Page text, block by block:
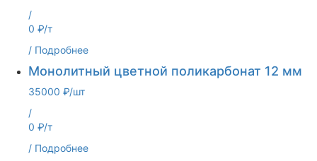
/
0 ₽/т
/ Подробнее
Монолитный цветной поликарбонат 12 мм
35000 ₽/шт
/
0 ₽/т
/ Подробнее